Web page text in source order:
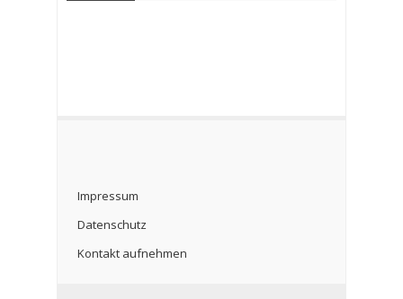
Impressum
Datenschutz
Kontakt aufnehmen